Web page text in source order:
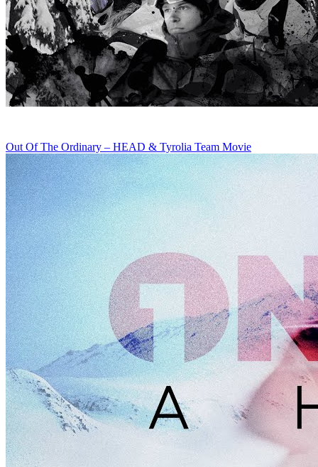
Out Of The Ordinary – HEAD & Tyrolia Team Movie